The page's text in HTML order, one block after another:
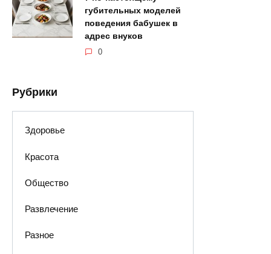
губительных моделей
поведения бабушек в
адрес внуков
0
Рубрики
Здоровье
Красота
Общество
Развлечение
Разное